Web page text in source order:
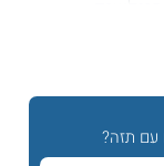
עם תזה?